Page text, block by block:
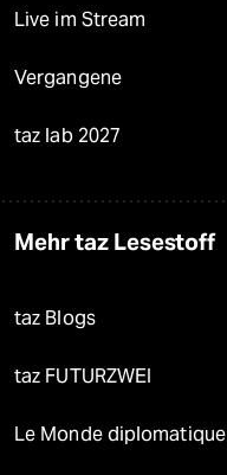
Live im Stream
Vergangene
taz lab 2027
Mehr taz Lesestoff
taz Blogs
taz FUTURZWEI
Le Monde diplomatique